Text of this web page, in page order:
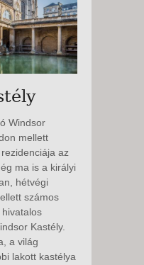
Windsor
mellett
az
ma is a királyi
hétvégi
számos
Kastély.
a világ
lakott kastélya